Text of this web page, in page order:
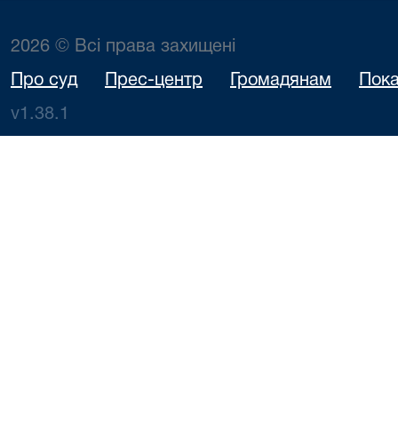
2026 © Всі права захищені
Про суд Прес-центр Громадянам
v1.38.1